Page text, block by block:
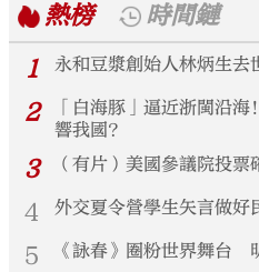
熱榜
時間鏈
1
永和豆漿創始人林炳生
2
「白海豚」逼近浙閩沿
響我國？
3 （有片）美國參議院投
4 外交夏令營學生矢言做好
5 《詠春》圈粉世界舞台